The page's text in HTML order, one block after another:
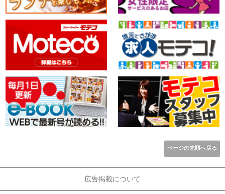
ページの先頭へ戻る
広告掲載について